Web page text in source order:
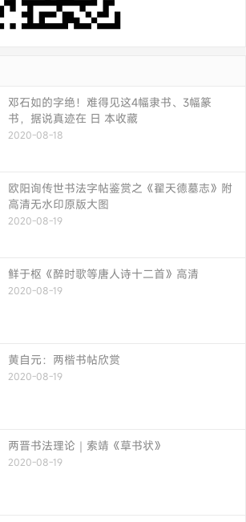
邓石如的字绝！难得见这4幅隶书、3幅篆
书，据说真迹在 日 本收藏
2020-08-18
欧阳询传世书法字帖鉴赏之《翟天德墓志》附
高清无水印原版大图
2020-08-19
鲜于枢《醉时歌等唐人诗十二首》高清
2020-08-19
黄自元：两楷书帖欣赏
2020-08-19
两晋书法理论｜索靖《草书状》
2020-08-19